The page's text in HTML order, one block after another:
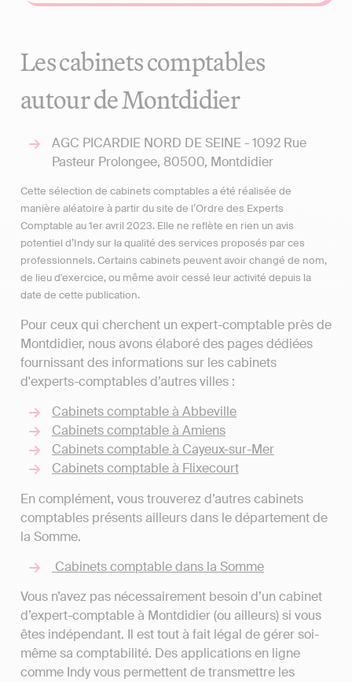
Les cabinets comptables
autour de Montdidier
AGC PICARDIE NORD DE SEINE - 1092 Rue
Pasteur Prolongee, 80500, Montdidier
Cette sélection de cabinets comptables a été réalisée de
manière aléatoire à partir du site de l’Ordre des Experts
Comptable au 1er avril 2023. Elle ne reflète en rien un avis
potentiel d’Indy sur la qualité des services proposés par ces
professionnels. Certains cabinets peuvent avoir changé de nom,
de lieu d'exercice, ou même avoir cessé leur activité depuis la
date de cette publication.
Pour ceux qui cherchent un expert-comptable près de
Montdidier, nous avons élaboré des pages dédiées
fournissant des informations sur les cabinets
d'experts-comptables d’autres villes :
Cabinets comptable à Abbeville
Cabinets comptable à Amiens
Cabinets comptable à Cayeux-sur-Mer
Cabinets comptable à Flixecourt
En complément, vous trouverez d’autres cabinets
comptables présents ailleurs dans le département de
la Somme.
Cabinets comptable dans la Somme
Vous n’avez pas nécessairement besoin d’un cabinet
d’expert-comptable à Montdidier (ou ailleurs) si vous
êtes indépendant. Il est tout à fait légal de gérer soi-
même sa comptabilité. Des applications en ligne
comme Indy vous permettent de transmettre les